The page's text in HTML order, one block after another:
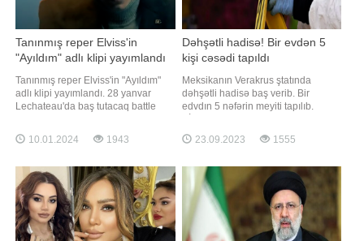
Tanınmış reper Elviss'in
"Ayıldım" adlı klipi yayımlandı
Tanınmış reper Elviss'in "Ayıldım"
adlı klipi yayımlandı. 28 yanvar
Lechateau'da baş tutacaq battle
etdi. Youtube Klipə baxmaq üçün
keçid edin:
10.01.2024 1943
Dəhşətli hadisə! Bir evdən 5
kişi cəsədi tapıldı
Meksikanın Verakrus ştatında
dəhşətli hadisə baş verib. Bir
edvdın 5 nəfərin meyiti tapılıb.
xəbər verir ki, onlar silahlı hücum
nəticəsində həlak olub. Xəbər
və təcili tibbi qrupları cəsədlərin
beşinində kişiyə aid olduğunu
açıqlayıb
23.09.2023 1555